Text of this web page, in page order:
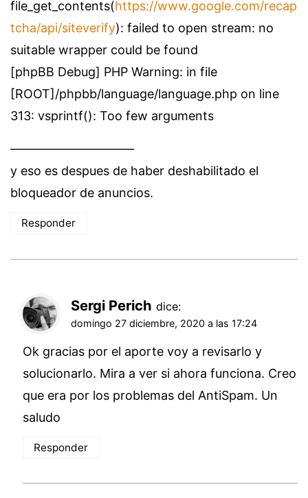
file_get_contents(https://www.google.com/recap
tcha/api/siteverify): failed to open stream: no
suitable wrapper could be found
[phpBB Debug] PHP Warning: in file
[ROOT]/phpbb/language/language.php on line
313: vsprintf(): Too few arguments
——————————
y eso es despues de haber deshabilitado el
bloqueador de anuncios.
Responder
Sergi Perich dice:
domingo 27 diciembre, 2020 a las 17:24
Ok gracias por el aporte voy a revisarlo y
solucionarlo. Mira a ver si ahora funciona. Creo
que era por los problemas del AntiSpam. Un
saludo
Responder